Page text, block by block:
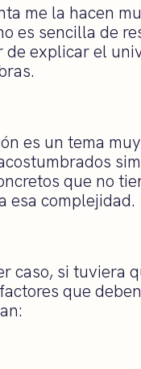
me la hacen
es sencilla de
de explicar el
es un tema
que no
esa complejidad.
caso, si tuviera
que